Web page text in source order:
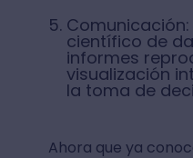
científico de
informes
visualización
la toma de
Ahora que ya